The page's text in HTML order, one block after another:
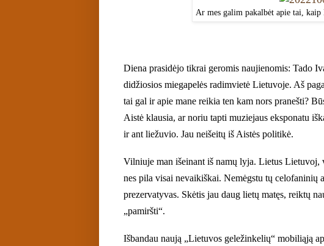
Ar mes galim pakalbėt apie tai, kaip
Diena prasidėjo tikrai geromis naujienomis: Tado
didžiosios miegapelės radimvietė Lietuvoje. Aš
tai gal ir apie mane reikia ten kam nors pranešti?
Aistė klausia, ar noriu tapti muziejaus eksponatu
ir ant liežuvio. Jau neišeitų iš Aistės politikė.
Vilniuje man išeinant iš namų lyja. Lietus Lietuvoj,
nes pila visai nevaikiškai. Nemėgstu tų celofaninių
prezervatyvas. Skėtis jau daug lietų matęs, reiktų
„pamiršti“.
Išbandau naują „Lietuvos geležinkelių“ mobiliąją